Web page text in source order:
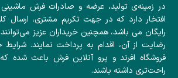
در زمینه‌ی تولید، عرضه و صادرات فرش
افتخار دارد که در جهت تکریم مشتری، ارسال
رایگان می باشد، همچنین خریداران عزیز
رضایت از آن، اقدام به پرداخت نمایند.
فروشگاه افرند و پرو آنلاین فرش باعث شده
راحت‌تری داشته باشند.